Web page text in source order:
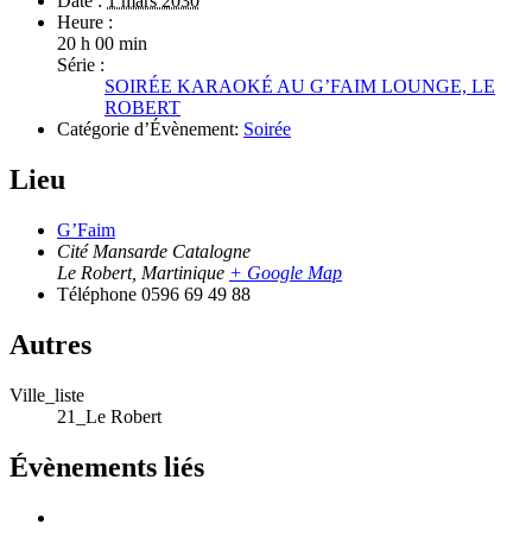
Heure :
20 h 00 min
Série :
SOIRÉE KARAOKÉ AU G’FAIM LOUNGE, LE
ROBERT
Catégorie d’Évènement: Soirée
Lieu
G’Faim
Cité Mansarde Catalogne
Le Robert, Martinique + Google Map
Téléphone 0596 69 49 88
Autres
Ville_liste
21_Le Robert
Évènements liés